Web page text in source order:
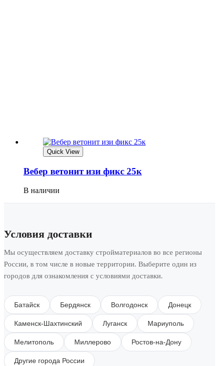
Quick View
Вебер ветонит изи фикс 25к
В наличии
Условия доставки
Мы осуществляем доставку стройматериалов во все регионы
России, в том числе в новые территории. Выберите один из
городов для ознакомления с условиями доставки.
Батайск Бердянск Волгодонск Донецк
Каменск-Шахтинский Луганск Мариуполь
Мелитополь Миллерово Ростов-на-Дону
Другие города России